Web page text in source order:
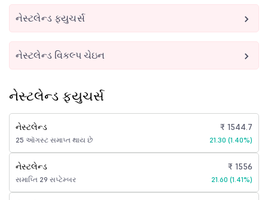
નેસ્ટલેન્ડ ફ્યુચર્સ
નેસ્ટલેન્ડ વિકલ્પ ચેઇન
નેસ્ટલેન્ડ ફ્યુચર્સ
નેસ્ટલેન્ડ
25 ઑગસ્ટ સમાપ્ત થાય છે
₹ 1544.7
21.30 (1.40%)
નેસ્ટલેન્ડ
સમાપ્તિ 29 સપ્ટેમ્બર
₹ 1556
21.60 (1.41%)